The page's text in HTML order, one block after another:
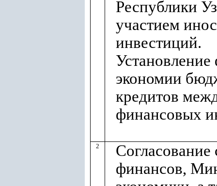
Республики
участием
инвестиций.
Установление
экономии
кредитов
финансовых
2
финансов,